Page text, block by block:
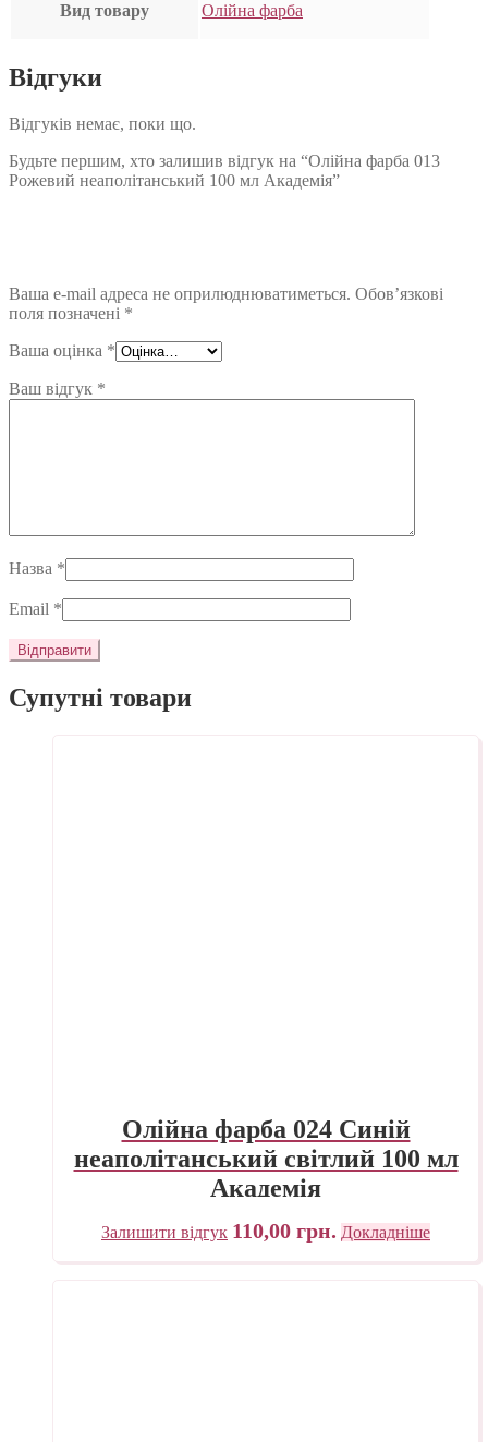
Вид товару Олійна фарба
Відгуки
Відгуків немає, поки що.
Будьте першим, хто залишив відгук на “Олійна фарба 013
Рожевий неаполітанський 100 мл Академія”
Ваша e-mail адреса не оприлюднюватиметься. Обов’язкові
поля позначені *
Ваша оцінка *
Ваш відгук *
Назва *
Email *
Супутні товари
Олійна фарба 024 Синій
неаполітанський світлий 100 мл
Академія
Залишити відгук 110,00 грн. Докладніше